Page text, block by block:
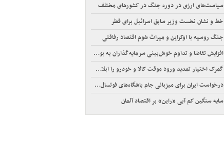
سیاست‌های ارزی در دوره جنگ در کشورهای مختلف
خط و نشان نخست وزیر سابق اسرائیل برای قطر
جنگ روسیه با اوکراین و میراث شوم اقتصاد رفاقتی
افزایش تقاضا و تداوم خوش‌بینی سرمایه‌گذاران به بورس
گمرک اختیار تمدید ورود موقت کالا و خودرو را ابلاغ کرد
درخواست ایران برای میزبانی جام باشگاه‌های فوتسال آسیا
سایه سنگین کم آبی «راین» بر اقتصاد آلمان